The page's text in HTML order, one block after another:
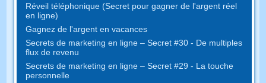
Réveil téléphonique (Secret pour gagner de l'argent réel
en ligne)
Gagnez de l'argent en vacances
Secrets de marketing en ligne – Secret #30 - De multiples
flux de revenu
Secrets de marketing en ligne – Secret #29 - La touche
personnelle